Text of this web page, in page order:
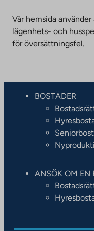
Vår hemsida
lägenhets- och
för översättningsfel.
BOSTÄDER
ANSÖK OM EN